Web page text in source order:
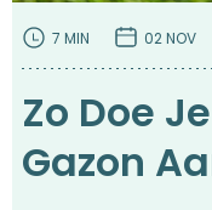
7 MIN 02 NOV
Zo Doe
Gazon